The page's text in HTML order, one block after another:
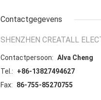
Contactgegevens
SHENZHEN CREATALL
Contactpersoon: Alva Cheng
Tel.:
+86-13827494627
Fax:
86-755-85270755